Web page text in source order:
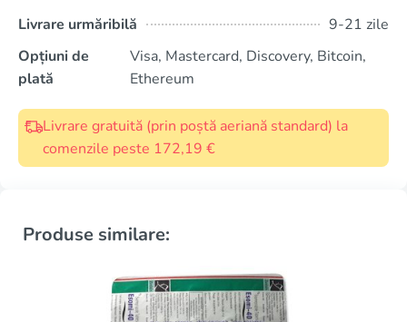
Livrare urmăribilă
9-21 zile
Opțiuni de
plată
Visa, Mastercard, Discovery, Bitcoin,
Ethereum
Livrare gratuită (prin poștă aeriană standard) la
comenzile peste 172,19 €
Produse similare: